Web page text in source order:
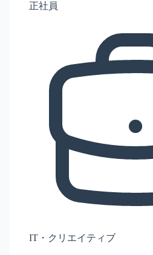
正社員
IT・クリエイティブ